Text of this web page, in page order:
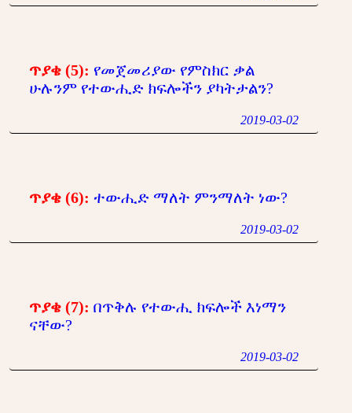
ጥያቄ (5): የመጀመሪያው የምስክር ቃል
ሁሉንም የተውሒድ ክፍሎችን ያካትታልን?
2019-03-02
ጥያቄ (6): ተውሒድ ማለት ምንማለት ነው?
2019-03-02
ጥያቄ (7): በጥቅሉ የተውሒ ክፍሎች እነማን
ናቸው?
2019-03-02